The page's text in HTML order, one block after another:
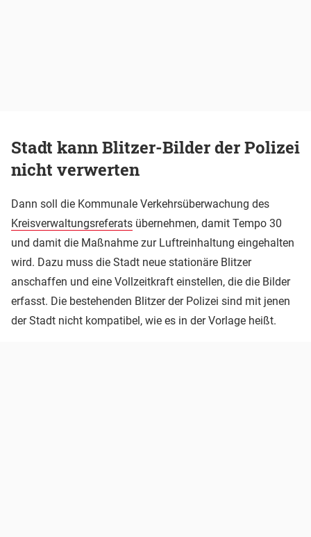
Stadt kann Blitzer-Bilder der Polizei
nicht verwerten
Dann soll die Kommunale Verkehrsüberwachung des
Kreisverwaltungsreferats übernehmen, damit Tempo 30
und damit die Maßnahme zur Luftreinhaltung eingehalten
wird. Dazu muss die Stadt neue stationäre Blitzer
anschaffen und eine Vollzeitkraft einstellen, die die Bilder
erfasst. Die bestehenden Blitzer der Polizei sind mit jenen
der Stadt nicht kompatibel, wie es in der Vorlage heißt.